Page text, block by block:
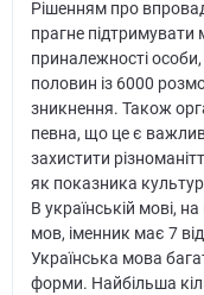
Рішенням про
прагне підтримувати
приналежності
половин із 6000
зникнення. Також
певна, що це є
захистити
як показника
В українській мові,
мов, іменник має 7
Українська мова
форми. Найбільша